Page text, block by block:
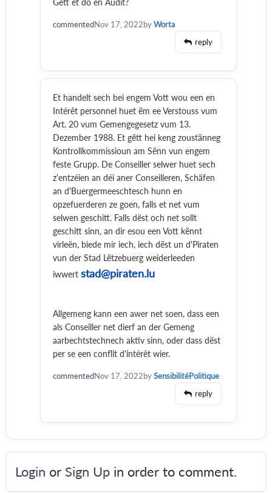
Gett et do en Audit?
commentedNov 17, 2022byWorta
reply
Et handelt sech bei engem Vott wou een en
Intérêt personnel huet ëm ee Verstouss vum
Art. 20 vum Gemengegesetz vum 13.
Dezember 1988. Et gëtt hei keng zoustänneg
Kontrollkommissioun am Sënn vun engem
feste Grupp. De Conseiller selwer huet sech
z'entzéien an déi aner Conseilleren, Schäfen
an d'Buergermeeschtesch hunn en
opzefuerderen ze goen, falls et net vum
selwen geschitt. Falls dëst och net sollt
geschitt sinn, an dir esou een Vott kënnt
virleën, biede mir iech, iech dëst un d'Piraten
vun der Stad Lëtzebuerg weiderleeden
iwwert stad@piraten.lu
Allgemeng kann een awer net soen, dass een
als Conseiller net dierf an der Gemeng
aarbechtstechnech aktiv sinn, oder dass dëst
per se een conflit d'intérêt wier.
commentedNov 17, 2022bySensibilitéPolitique
reply
Login or Sign Up in order to comment.